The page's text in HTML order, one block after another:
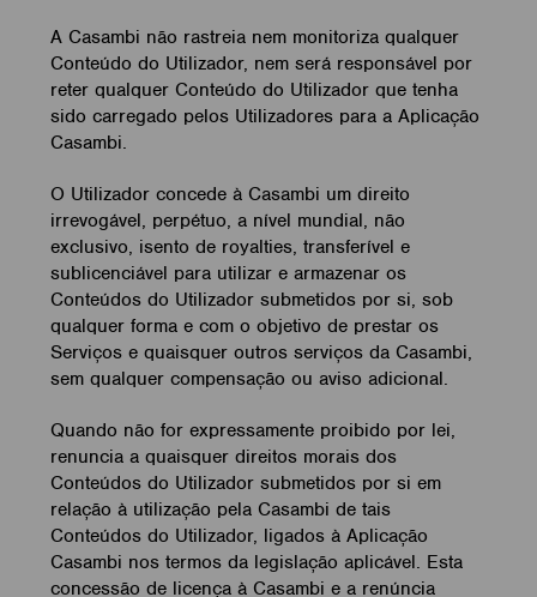
A Casambi não rastreia nem monitoriza qualquer
Conteúdo do Utilizador, nem será responsável por
reter qualquer Conteúdo do Utilizador que tenha
sido carregado pelos Utilizadores para a Aplicação
Casambi.
O Utilizador concede à Casambi um direito
irrevogável, perpétuo, a nível mundial, não
exclusivo, isento de royalties, transferível e
sublicenciável para utilizar e armazenar os
Conteúdos do Utilizador submetidos por si, sob
qualquer forma e com o objetivo de prestar os
Serviços e quaisquer outros serviços da Casambi,
sem qualquer compensação ou aviso adicional.
Quando não for expressamente proibido por lei,
renuncia a quaisquer direitos morais dos
Conteúdos do Utilizador submetidos por si em
relação à utilização pela Casambi de tais
Conteúdos do Utilizador, ligados à Aplicação
Casambi nos termos da legislação aplicável. Esta
concessão de licença à Casambi e a renúncia